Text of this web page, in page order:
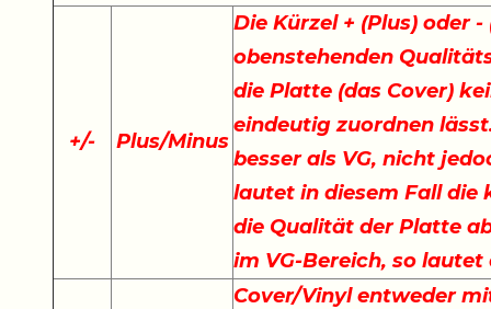
+/- Plus/Minus
Die Kürzel + (Plus) oder
obenstehenden
die Platte (das Cover)
eindeutig zuordnen
besser als VG, nicht
lautet in diesem Fall die
die Qualität der Platte
im VG-Bereich, so
Cover/Vinyl entweder